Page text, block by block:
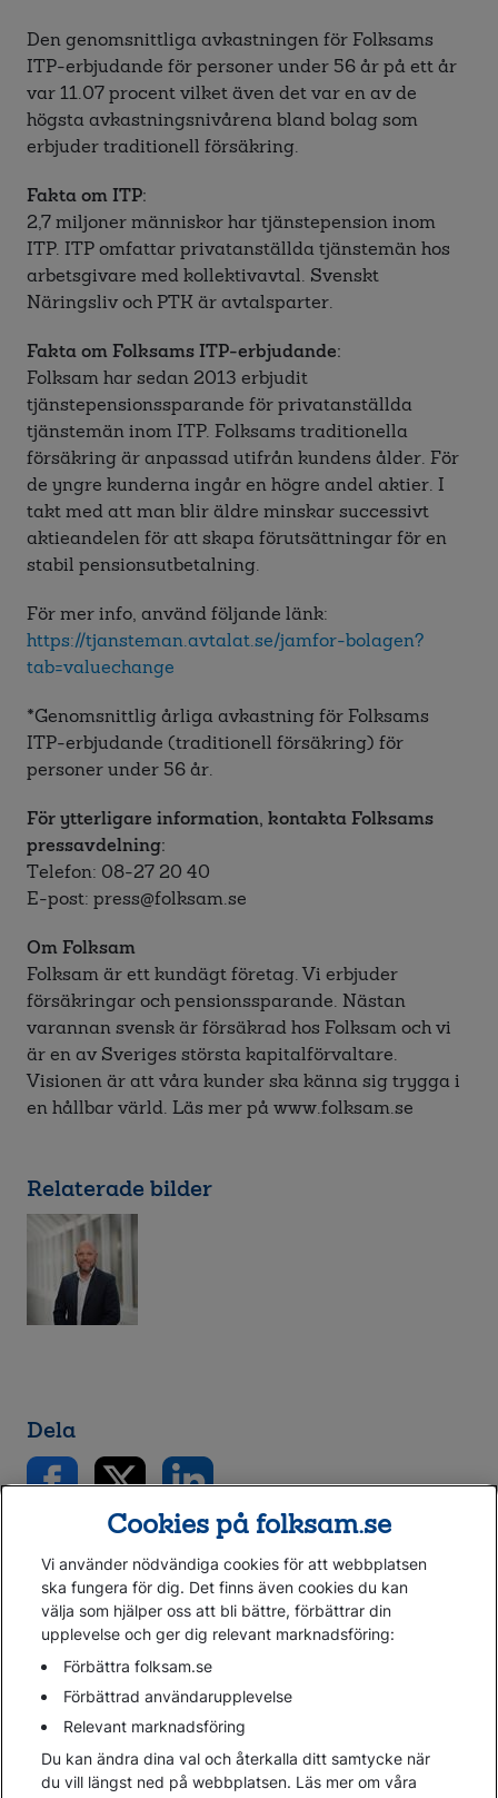
Den genomsnittliga avkastningen för Folksams
ITP-erbjudande för personer under 56 år på ett år
var 11.07 procent vilket även det var en av de
högsta avkastningsnivårena bland bolag som
erbjuder traditionell försäkring.
Fakta om ITP:
2,7 miljoner människor har tjänstepension inom
ITP. ITP omfattar privatanställda tjänstemän hos
arbetsgivare med kollektivavtal. Svenskt
Näringsliv och PTK är avtalsparter.
Fakta om Folksams ITP-erbjudande:
Folksam har sedan 2013 erbjudit
tjänstepensionssparande för privatanställda
tjänstemän inom ITP. Folksams traditionella
försäkring är anpassad utifrån kundens ålder. För
de yngre kunderna ingår en högre andel aktier. I
takt med att man blir äldre minskar successivt
aktieandelen för att skapa förutsättningar för en
stabil pensionsutbetalning.
För mer info, använd följande länk:
https://tjansteman.avtalat.se/jamfor-bolagen?
tab=valuechange
*Genomsnittlig årliga avkastning för Folksams
ITP-erbjudande (traditionell försäkring) för
personer under 56 år.
För ytterligare information, kontakta Folksams
pressavdelning:
Telefon: 08-27 20 40
E-post: press@folksam.se
Om Folksam
Folksam är ett kundägt företag. Vi erbjuder
försäkringar och pensionssparande. Nästan
varannan svensk är försäkrad hos Folksam och vi
är en av Sveriges största kapitalförvaltare.
Visionen är att våra kunder ska känna sig trygga i
en hållbar värld. Läs mer på www.folksam.se
Relaterade bilder
Dela
Gå direkt till...
Folksam.se
Finansiell information
Cookies på folksam.se
Vi använder nödvändiga cookies för att webbplatsen
ska fungera för dig. Det finns även cookies du kan
välja som hjälper oss att bli bättre, förbättrar din
upplevelse och ger dig relevant marknadsföring:
Förbättra folksam.se
Förbättrad användarupplevelse
Relevant marknadsföring
Du kan ändra dina val och återkalla ditt samtycke när
du vill längst ned på webbplatsen. Läs mer om våra